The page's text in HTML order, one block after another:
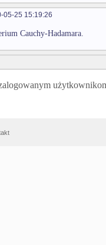
05-25 15:19:26
Cauchy-Hadamara.